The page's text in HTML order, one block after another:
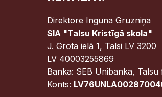
Direktore Inguna Gruzniņa
SIA "Talsu Kristīgā skola"
J. Grota ielā 1, Talsi LV 3200
LV 40003255869
Banka: SEB Unibanka, Talsu
Konts: